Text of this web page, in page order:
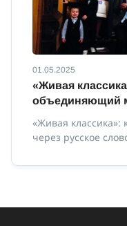
01.05.2025
«Живая
объединяющий
«Живая
через русское